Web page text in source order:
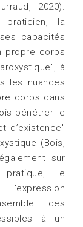
2020).
la
capacités
propre corps
à
les nuances
corps dans
pénétrer le
d’existence"
(Bois,
sur
le
L'expression
des
à un